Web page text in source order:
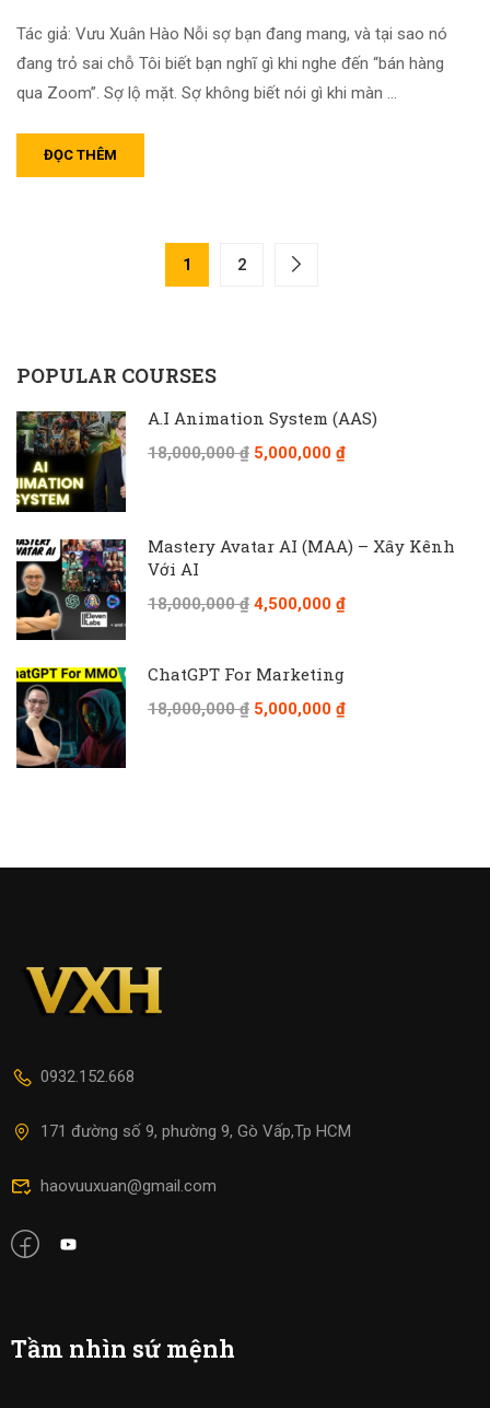
Tác giả: Vưu Xuân Hào Nỗi sợ bạn đang mang, và tại sao nó
đang trỏ sai chỗ Tôi biết bạn nghĩ gì khi nghe đến “bán hàng
qua Zoom”. Sợ lộ mặt. Sợ không biết nói gì khi màn …
ĐỌC THÊM
1 2
POPULAR COURSES
A.I Animation System (AAS)
18,000,000 ₫ 5,000,000 ₫
Mastery Avatar AI (MAA) – Xây Kênh
Với AI
18,000,000 ₫ 4,500,000 ₫
ChatGPT For Marketing
18,000,000 ₫ 5,000,000 ₫
0932.152.668
171 đường số 9, phường 9, Gò Vấp,Tp HCM
haovuuxuan@gmail.com
Tầm nhìn sứ mệnh